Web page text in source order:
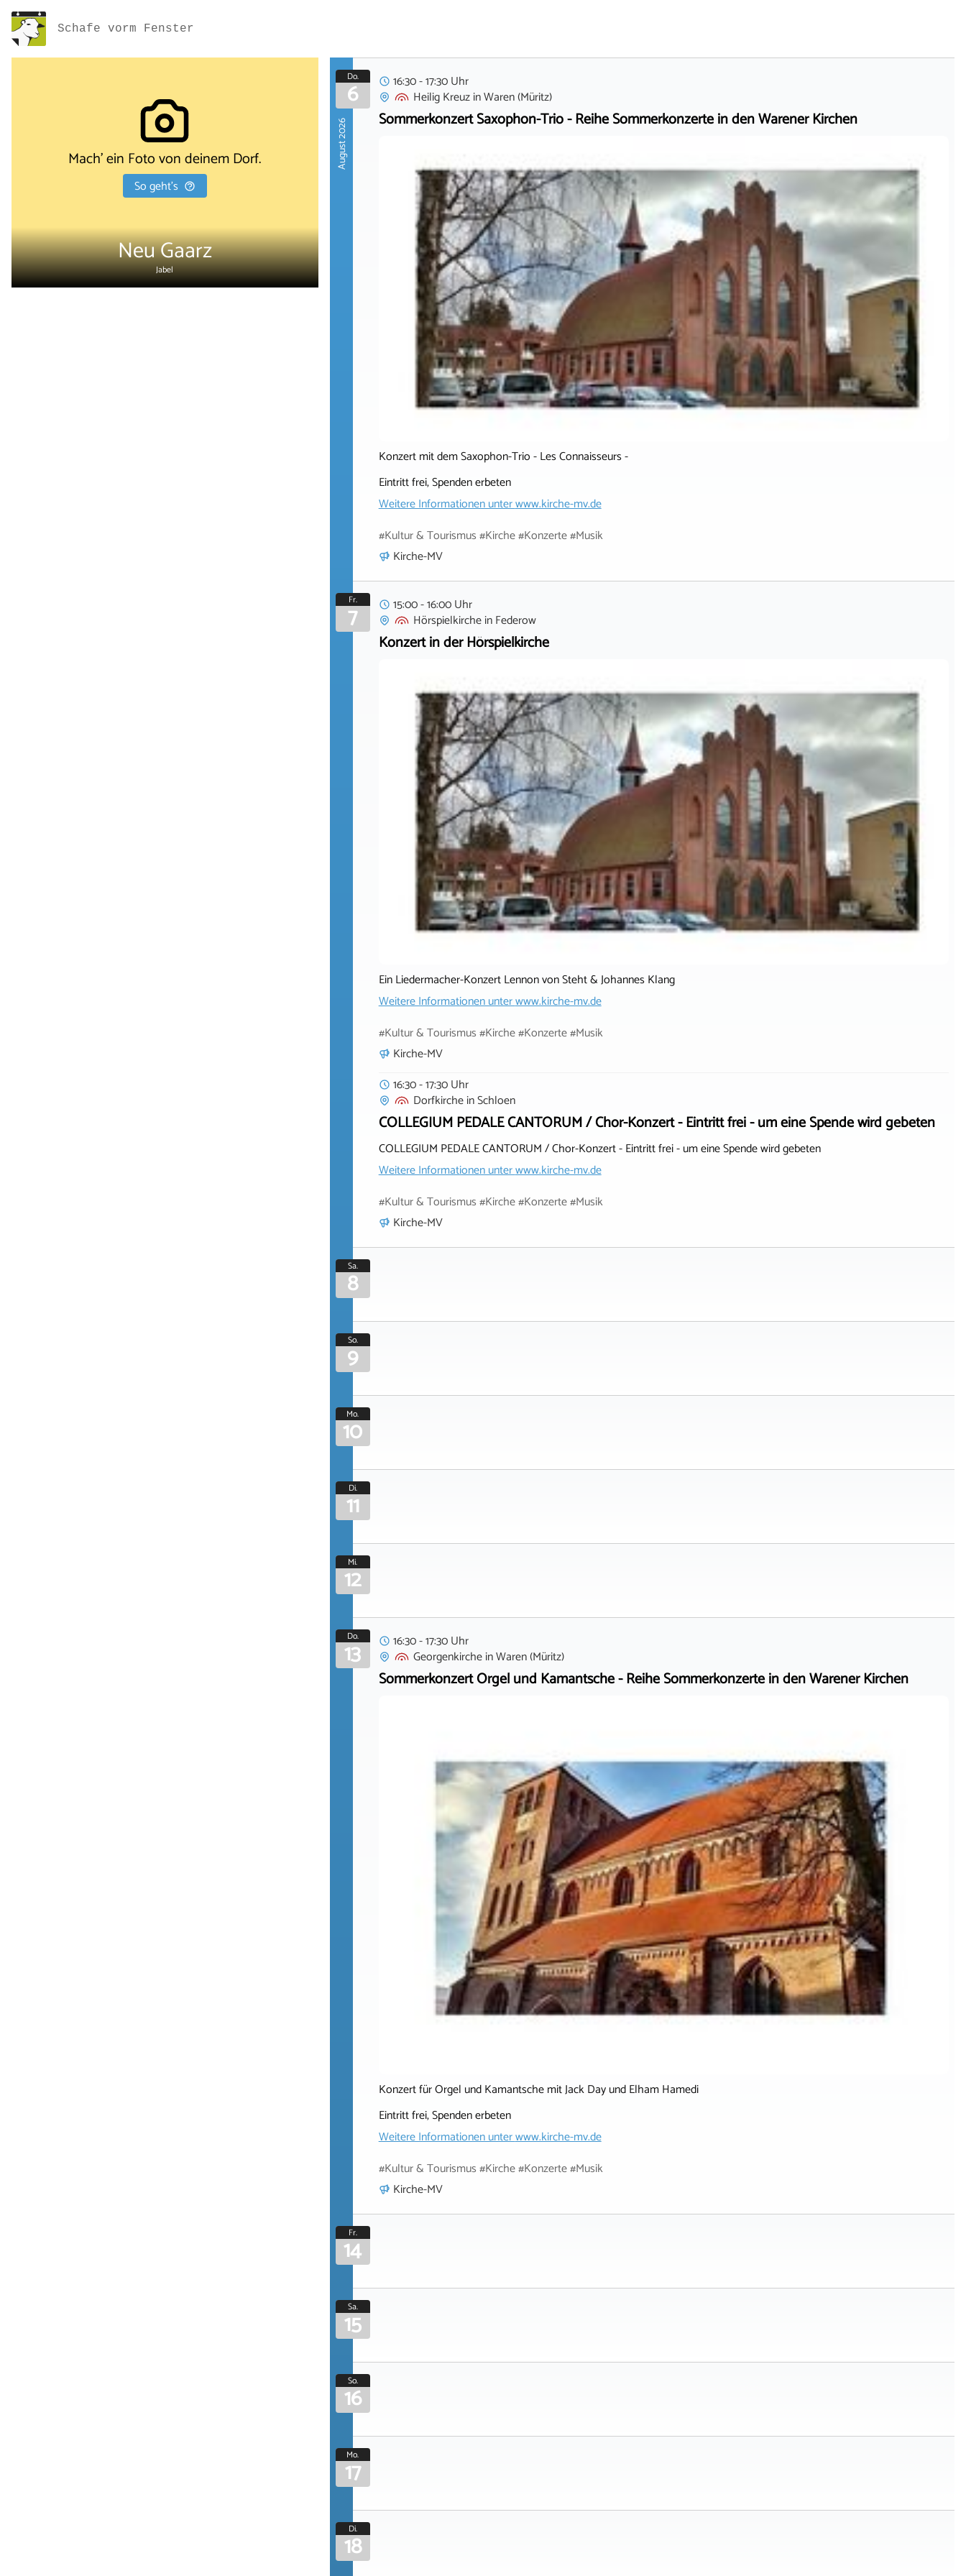
Schafe vorm Fenster
Mach' ein Foto von deinem Dorf.
So geht's
Neu Gaarz
Jabel
August 2026
Do.
6
16:30 - 17:30 Uhr
Heilig KreuzinWaren (Müritz)
Sommerkonzert Saxophon-Trio - Reihe Sommerkonzerte in den Warener Kirchen
Konzert mit dem Saxophon-Trio - Les Connaisseurs -
Eintritt frei, Spenden erbeten
Weitere Informationen unterwww.kirche-mv.de
#Kultur & Tourismus #Kirche #Konzerte #Musik
Kirche-MV
Fr.
7
15:00 - 16:00 Uhr
HörspielkircheinFederow
Konzert in der Hörspielkirche
Ein Liedermacher-Konzert Lennon von Steht & Johannes Klang
Weitere Informationen unterwww.kirche-mv.de
#Kultur & Tourismus #Kirche #Konzerte #Musik
Kirche-MV
16:30 - 17:30 Uhr
DorfkircheinSchloen
COLLEGIUM PEDALE CANTORUM / Chor-Konzert - Eintritt frei - um eine Spende wird gebeten
COLLEGIUM PEDALE CANTORUM / Chor-Konzert - Eintritt frei - um eine Spende wird gebeten
Weitere Informationen unterwww.kirche-mv.de
#Kultur & Tourismus #Kirche #Konzerte #Musik
Kirche-MV
Sa.
8
So.
9
Mo.
10
Di.
11
Mi.
12
Do.
13
16:30 - 17:30 Uhr
GeorgenkircheinWaren (Müritz)
Sommerkonzert Orgel und Kamantsche - Reihe Sommerkonzerte in den Warener Kirchen
Konzert für Orgel und Kamantsche mit Jack Day und Elham Hamedi
Eintritt frei, Spenden erbeten
Weitere Informationen unterwww.kirche-mv.de
#Kultur & Tourismus #Kirche #Konzerte #Musik
Kirche-MV
Fr.
14
Sa.
15
So.
16
Mo.
17
Di.
18